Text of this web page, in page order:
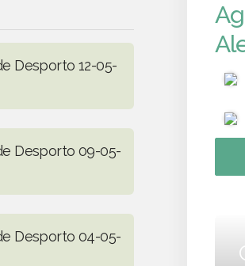
Desporto 12-05-
Desporto 09-05-
Desporto 04-05-